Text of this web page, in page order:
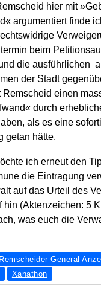
hier mit
argu­men­tiert fin­de
beim
die aus­führ­li­chen
der Stadt
Rem­scheid einen
durch
als es eine
getan hät­te.
ich erneut den
die Ein­tra­gung
auf das Urteil des
hin (Akten­zei­chen: 5
was euch die
Remscheider General
Xanathon